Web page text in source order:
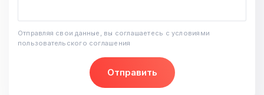
Отправить
Отправляя свои данные, вы соглашаетесь с условиями
пользовательского соглашения